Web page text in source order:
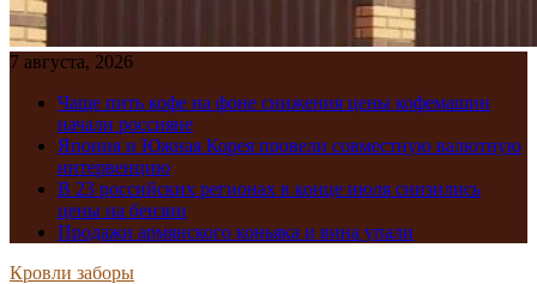
7 августа, 2026
Чаще пить кофе на фоне снижения цены кофемашин
начали россияне
Япония и Южная Корея провели совместную валютную
интервенцию
В 23 российских регионах в конце июля снизились
цены на бензин
Продажи армянского коньяка и вина упали
Кровли заборы